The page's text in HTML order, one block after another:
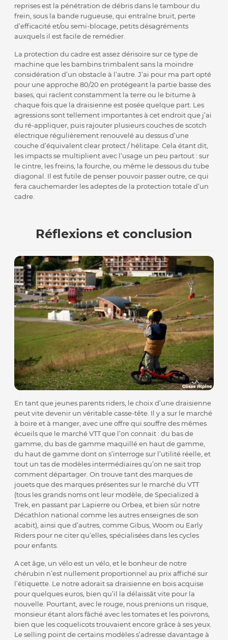
reprises est la pénétration de débris dans le tambour du
frein, sous la bande rugueuse, qui entraîne bruit, perte
d’efficacité et/ou semi-blocage, petits désagréments
auxquels il est facile de remédier.
La protection du cadre est assez dérisoire sur ce type de
machine que les bambins trimbalent sans la moindre
considération d’un obstacle à l’autre. J’ai pour ma part opté
pour une approche 80/20 en protégeant la partie basse des
bases, qui raclent constamment la terre ou le bitume à
chaque fois que la draisienne est posée quelque part. Les
agressions sont tellement importantes à cet endroit que j’ai
du ré-appliquer, puis rajouter plusieurs couches de scotch
électrique régulièrement renouvelé au dessus d’une
couche d’équivalent clear protect / hélitape. Cela étant dit,
les impacts se multiplient avec l’usage un peu partout : sur
le cintre, les freins, la fourche, ou même le dessous du tube
diagonal. Il est futile de penser pouvoir passer outre, ce qui
fera cauchemarder les adeptes de la protection totale d’un
cadre.
Réflexions et conclusion
En tant que jeunes parents riders, le choix d’une draisienne
peut vite devenir un véritable casse-tête. Il y a sur le marché
à boire et à manger, avec une offre qui souffre des mêmes
écueils que le marché VTT que l’on connait : du bas de
gamme, du bas de gamme maquillé en haut de gamme,
du haut de gamme dont on s’interroge sur l’utilité réelle, et
tout un tas de modèles intermédiaires qu’on ne sait trop
comment départager. On trouve tant des marques de
jouets que des marques présentes sur le marché du VTT
(tous les grands noms ont leur modèle, de Specialized à
Trek, en passant par Lapierre ou Orbea, et bien sûr notre
Décathlon national comme les autres enseignes de son
acabit), ainsi que d’autres, comme Gibus, Woom ou Early
Riders pour ne citer qu’elles, spécialisées dans les cycles
pour enfants.
A cet âge, un vélo est un vélo, et le bonheur de notre
chérubin n’est nullement proportionnel au prix affiché sur
l’étiquette. Le notre adorait sa draisienne en bois acquise
pour quelques euros, bien qu’il la délaissât vite pour la
nouvelle. Pourtant, avec le rouge, nous prenions un risque,
monsieur étant alors fâché avec les tomates et les poivrons,
bien que les coquelicots trouvaient encore grâce à ses yeux.
Le selling point de certains modèles s’adresse davantage à